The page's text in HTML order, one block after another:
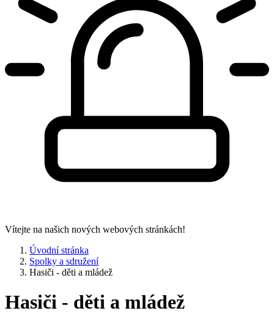
Vítejte na našich nových webových stránkách!
Úvodní stránka
Spolky a sdružení
Hasiči - děti a mládež
Hasiči - děti a mládež